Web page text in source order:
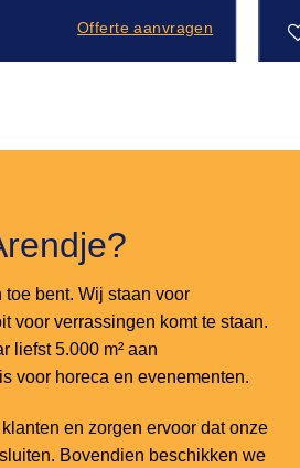
Offerte aanvragen
bent. Wij staan voor
voor verrassingen komt te staan.
liefst 5.000 m² aan
voor horeca en evenementen.
en zorgen ervoor dat onze
Bovendien beschikken we